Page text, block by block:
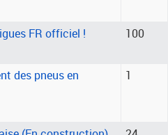
FR officiel !
100
des pneus en
1